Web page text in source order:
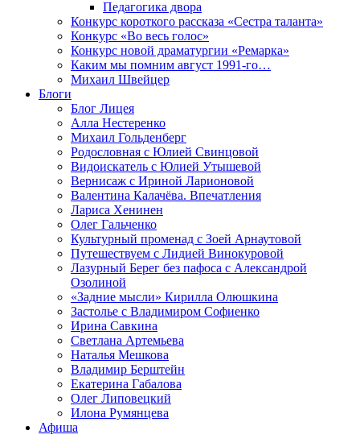
Педагогика двора
Конкурс короткого рассказа «Сестра таланта»
Конкурс «Во весь голос»
Конкурс новой драматургии «Ремарка»
Каким мы помним август 1991-го…
Михаил Швейцер
Блоги
Блог Лицея
Алла Нестеренко
Михаил Гольденберг
Родословная с Юлией Свинцовой
Видоискатель с Юлией Утышевой
Вернисаж с Ириной Ларионовой
Валентина Калачёва. Впечатления
Лариса Хенинен
Олег Гальченко
Культурный променад с Зоей Арнаутовой
Путешествуем с Лидией Винокуровой
Лазурный Берег без пафоса с Александрой
Озолиной
«Задние мысли» Кирилла Олюшкина
Застолье с Владимиром Софиенко
Ирина Савкина
Светлана Артемьева
Наталья Мешкова
Владимир Берштейн
Екатерина Габалова
Олег Липовецкий
Илона Румянцева
Афиша